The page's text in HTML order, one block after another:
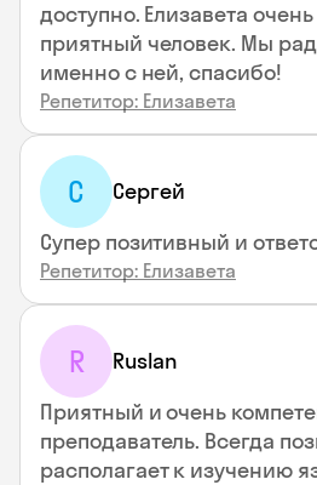
доступно. Елизавета
приятный человек. Мы
именно с ней, спасибо!
Репетитор: Елизавета
С Сергей
Супер позитивный и
Репетитор: Елизавета
R Ruslan
Приятный и очень
преподаватель. Всегда
располагает к изучению